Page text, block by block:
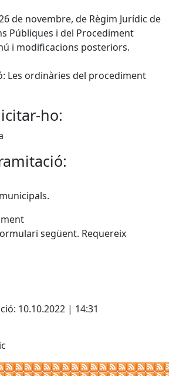
de novembre, de Règim Jurídic de
Públiques i del Procediment
i modificacions posteriors.
Les ordinàries del procediment
ho:
següent. Requereix
10.10.2022 | 14:31